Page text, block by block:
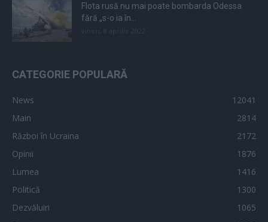
Flota rusă nu mai poate bombarda Odessa
fără „s-o ia în...
CATEGORIE POPULARĂ
News
12041
Main
2814
Război în Ucraina
2172
Opinii
1876
Lumea
1416
Politică
1300
Dezvăluiri
1065